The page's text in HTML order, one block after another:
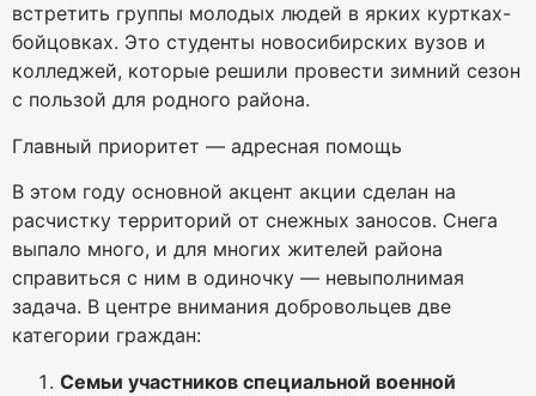
встретить группы молодых людей в ярких куртках-
бойцовках. Это студенты новосибирских вузов и
колледжей, которые решили провести зимний сезон
с пользой для родного района.
Главный приоритет — адресная помощь
В этом году основной акцент акции сделан на
расчистку территорий от снежных заносов. Снега
выпало много, и для многих жителей района
справиться с ним в одиночку — невыполнимая
задача. В центре внимания добровольцев две
категории граждан:
Семьи участников специальной военной